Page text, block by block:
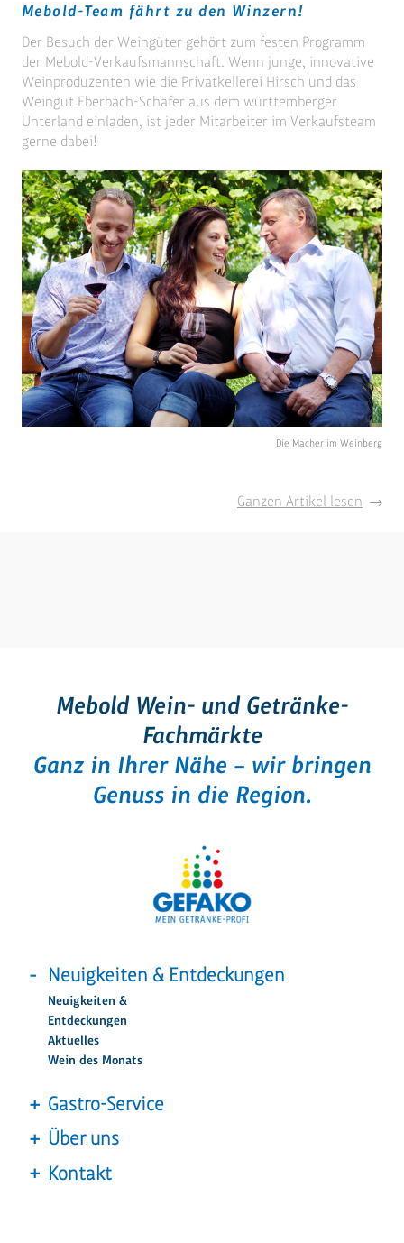
Mebold-Team fährt zu den Winzern!
Der Besuch der Weingüter gehört zum festen Programm
der Mebold-Verkaufsmannschaft. Wenn junge, innovative
Weinproduzenten wie die Privatkellerei Hirsch und das
Weingut Eberbach-Schäfer aus dem württemberger
Unterland einladen, ist jeder Mitarbeiter im Verkaufsteam
gerne dabei!
Die Macher im Weinberg
Ganzen Artikel lesen
Mebold Wein- und Getränke-
Fachmärkte
Ganz in Ihrer Nähe – wir bringen
Genuss in die Region.
Neuigkeiten & Entdeckungen
Neuigkeiten &
Entdeckungen
Aktuelles
Wein des Monats
Gastro-Service
Über uns
Kontakt